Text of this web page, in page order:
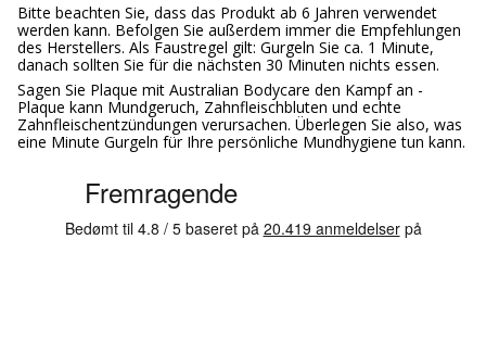
Bitte beachten Sie, dass das Produkt ab 6 Jahren verwendet
werden kann. Befolgen Sie außerdem immer die Empfehlungen
des Herstellers. Als Faustregel gilt: Gurgeln Sie ca. 1 Minute,
danach sollten Sie für die nächsten 30 Minuten nichts essen.
Sagen Sie Plaque mit Australian Bodycare den Kampf an -
Plaque kann Mundgeruch, Zahnfleischbluten und echte
Zahnfleischentzündungen verursachen. Überlegen Sie also, was
eine Minute Gurgeln für Ihre persönliche Mundhygiene tun kann.